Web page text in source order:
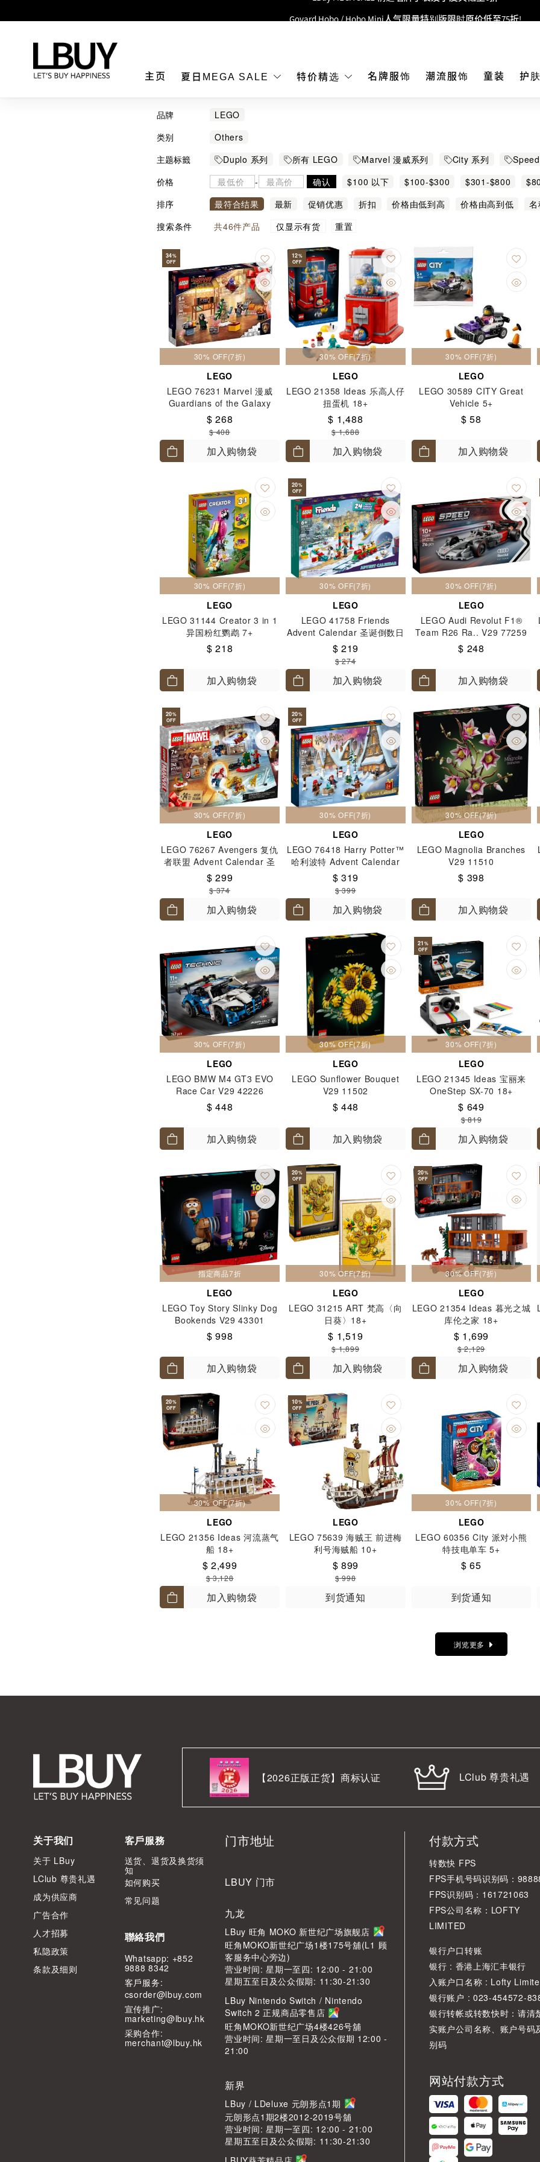
MOKO 1楼175号铺旗舰店特设名牌Hermès、CHANEL及LV专区！
LBuy MEGA SALE 精选名牌手袋及小皮具低至6折
主页 夏日MEGA SALE 特价精选 名牌服饰 潮流服饰 童装 护
品牌
LEGO
类别
Others
主题标籤
Duplo 系列 所有 LEGO Marvel 漫威系列 City 系列
价格
- 确认 $100 以下 $100-$300 $301-$800
排序
最符合结果 最新 促销优惠 折扣 价格由低到高 价格由高到低
搜索条件
共46件产品 仅显示有货 重置
34%
OFF
30% OFF(7折)
LEGO
LEGO 76231 Marvel 漫威
Guardians of the Galaxy
Advent Calendar 银河守护队
假日特辑 圣诞倒数日历 6+
$ 268
$ 408
加入购物袋
12%
OFF
30% OFF(7折)
LEGO
LEGO 21358 Ideas 乐高人仔
扭蛋机 18+
$ 1,488
$ 1,688
加入购物袋
30% OFF(7折)
LEGO
LEGO 30589 CITY Great
Vehicle 5+
$ 58
加入购物袋
30% OFF(7折)
LEGO
LEGO 31144 Creator 3 in 1
异国粉红鹦鹉 7+
$ 218
加入购物袋
20%
OFF
30% OFF(7折)
LEGO
LEGO 41758 Friends
Advent Calendar 圣诞倒数日
曆 6+
$ 219
$ 274
加入购物袋
30% OFF(7折)
LEGO
LEGO Audi Revolut F1®
Team R26 Ra.. V29 77259
$ 248
加入购物袋
20%
OFF
30% OFF(7折)
LEGO
LEGO 76267 Avengers 复仇
者联盟 Advent Calendar 圣
诞倒数日曆 7+
$ 299
$ 374
加入购物袋
20%
OFF
30% OFF(7折)
LEGO
LEGO 76418 Harry Potter™
哈利波特 Advent Calendar
圣诞倒数日曆 7+
$ 319
$ 399
加入购物袋
30% OFF(7折)
LEGO
LEGO Magnolia Branches
V29 11510
$ 398
加入购物袋
30% OFF(7折)
LEGO
LEGO BMW M4 GT3 EVO
Race Car V29 42226
$ 448
加入购物袋
30% OFF(7折)
LEGO
LEGO Sunflower Bouquet
V29 11502
$ 448
加入购物袋
21%
OFF
30% OFF(7折)
LEGO
LEGO 21345 Ideas 宝丽来
OneStep SX-70 18+
$ 649
$ 819
加入购物袋
指定商品7折
LEGO
LEGO Toy Story Slinky Dog
Bookends V29 43301
$ 998
加入购物袋
20%
OFF
30% OFF(7折)
LEGO
LEGO 31215 ART 梵高〈向
日葵〉18+
$ 1,519
$ 1,899
加入购物袋
20%
OFF
30% OFF(7折)
LEGO
LEGO 21354 Ideas 暮光之城
库伦之家 18+
$ 1,699
$ 2,129
加入购物袋
20%
OFF
30% OFF(7折)
LEGO
LEGO 21356 Ideas 河流蒸气
船 18+
$ 2,499
$ 3,128
加入购物袋
10%
OFF
LEGO
LEGO 75639 海贼王 前进梅
利号海贼船 10+
$ 899
$ 998
到货通知
30% OFF(7折)
LEGO
LEGO 60356 City 派对小熊
特技电单车 5+
$ 65
到货通知
浏览更多
【2026正版正货】商标认证 LClub 尊贵礼遇
关于我们
关于 LBuy
LClub 尊贵礼遇
成为供应商
广告合作
人才招募
私隐政策
条款及细则
客戶服務
送货、退货及换货须
知
如何购买
常见问题
聯絡我們
Whatsapp: +852
9888 8342
客⼾服务:
csorder@lbuy.com
宣传推广:
marketing@lbuy.hk
采购合作:
merchant@lbuy.hk
门市地址
LBUY 门市
九龙
LBuy 旺角 MOKO 新世纪广场旗舰店
旺角MOKO新世纪广场1楼175号舖(L1 顾
客服务中心旁边)
营业时间: 星期一至四: 12:00 - 21:00
星期五至日及公众假期: 11:30-21:30
LBuy Nintendo Switch / Nintendo
Switch 2 正规商品零售店
旺角MOKO新世纪广场4楼426号舖
营业时间: 星期一至日及公众假期 12:00 -
21:00
新界
LBuy / LDeluxe 元朗形点1期
元朗形点1期2楼2012-2019号舖
营业时间: 星期一至四: 12:00 - 21:00
星期五至日及公众假期: 11:30-21:30
付款方式
转数快 FPS
FPS手机号码识别码：
FPS识别码：161721063
FPS公司名称：LOFTY
LIMITED
银行户口转账
银行 : 香港上海汇丰银行
入账户口名称 : Lofty
银行账户 : 023-454572-
银行转帐或转数快时：请清
实账户公司名称、账户号码
别码
网站付款方式